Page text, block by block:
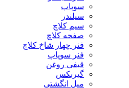
سوپاپ
سیلندر
سیم کلاچ
صفحه کلاچ
فنر چهار شاخ کلاچ
فنر سوپاپ
قیفی روغن
گیربکس
میل انگشتی